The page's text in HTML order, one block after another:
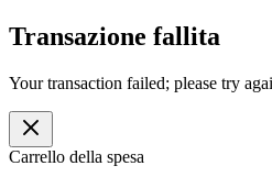
Transazione fallita
Your transaction failed; please try
Carrello della spesa